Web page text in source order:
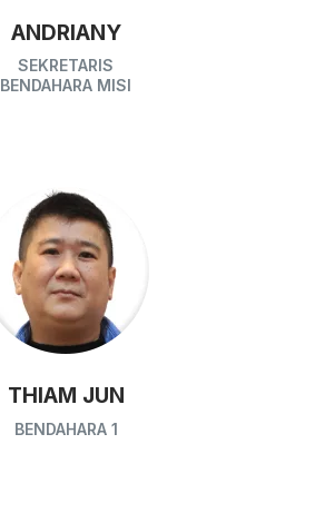
ANDRIANY
SEKRETARIS
BENDAHARA MISI
THIAM JUN
BENDAHARA 1